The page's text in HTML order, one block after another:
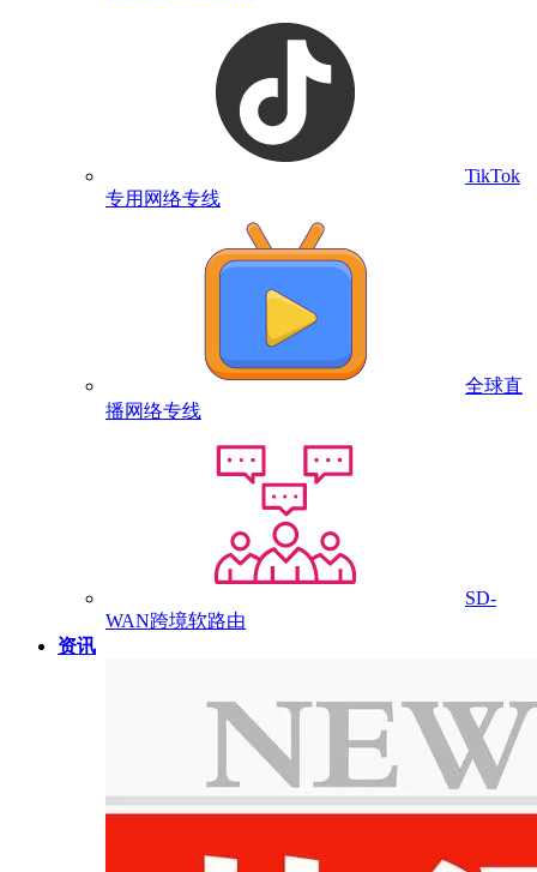
TikTok
专用网络专线
全球直
播网络专线
SD-
WAN跨境软路由
资讯